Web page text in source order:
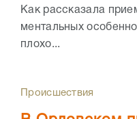
Как рассказала
ментальных
плохо...
Происшествия